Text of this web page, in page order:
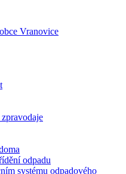
Vranovice
odpadu
systému odpadového